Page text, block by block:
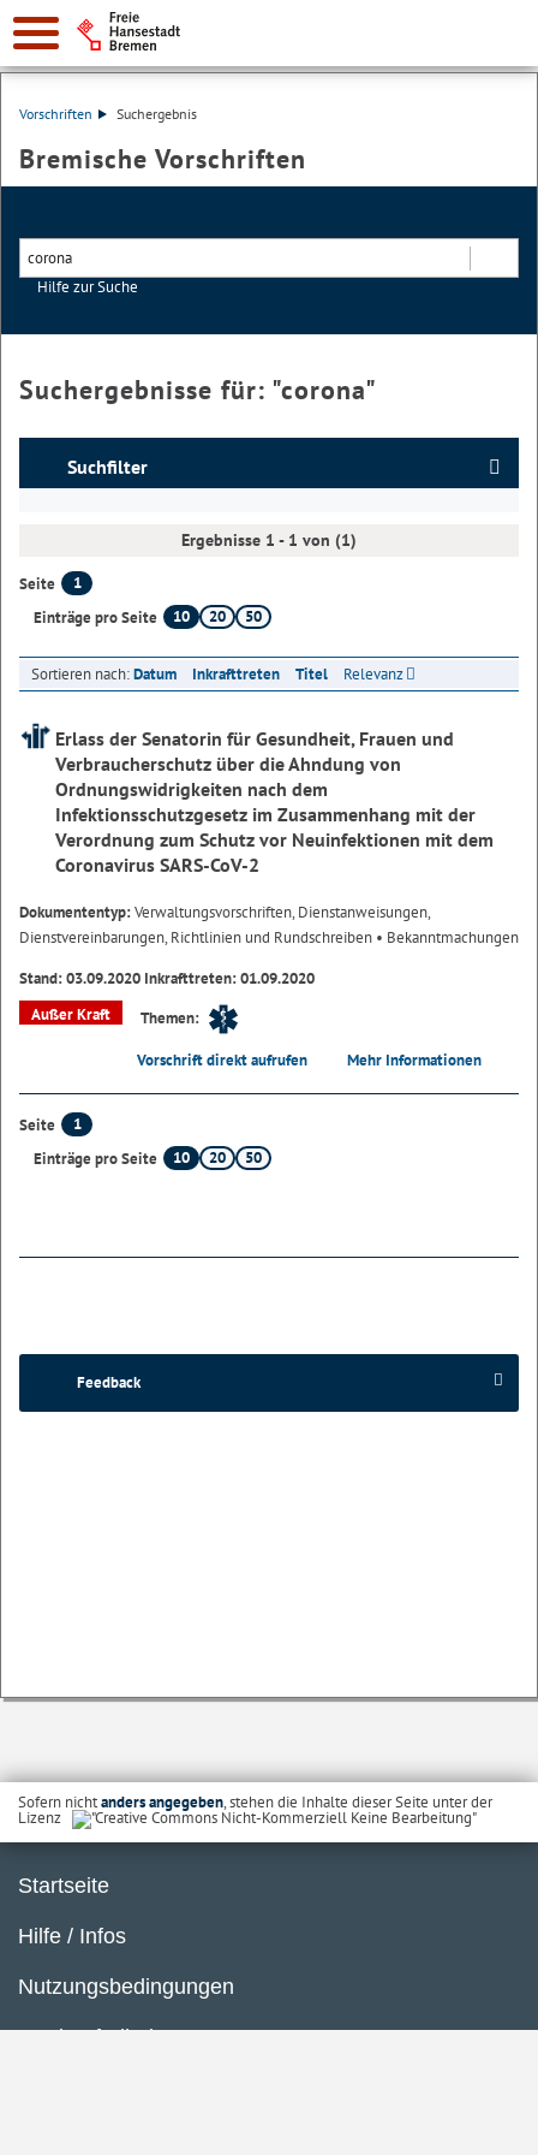
Vorschriften Suchergebnis
Bremische Vorschriften
Hilfe zur Suche
Suchergebnisse für: "corona"
Suchfilter
Ergebnisse 1 - 1 von (1)
Seite
1
Einträge pro Seite
10 20 50
Sortieren nach:Datum Inkrafttreten Titel Relevanz
Erlass der Senatorin für Gesundheit, Frauen und
Verbraucherschutz über die Ahndung von
Ordnungswidrigkeiten nach dem
Infektionsschutzgesetz im Zusammenhang mit der
Verordnung zum Schutz vor Neuinfektionen mit dem
Coronavirus SARS-CoV-2
Dokumententyp:Verwaltungsvorschriften, Dienstanweisungen,
Dienstvereinbarungen, Richtlinien und Rundschreiben • Bekanntmachungen
Stand: 03.09.2020 Inkrafttreten: 01.09.2020
Außer Kraft
Themen:
Vorschrift direkt aufrufen Mehr Informationen
Seite
1
Einträge pro Seite
10 20 50
Feedback
Sofern nichtanders angegeben, stehen die Inhalte dieser Seite unter der
Lizenz
Startseite
Hilfe / Infos
Nutzungsbedingungen
Barrierefreiheit